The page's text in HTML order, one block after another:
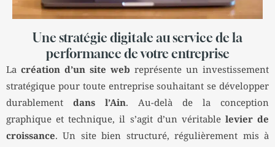
Une stratégie digitale au service de la
performance de votre entreprise
La création d’un site web représente un investissement
stratégique pour toute entreprise souhaitant se développer
durablement dans l’Ain. Au-delà de la conception
graphique et technique, il s’agit d’un véritable levier de
croissance. Un site bien structuré, régulièrement mis à